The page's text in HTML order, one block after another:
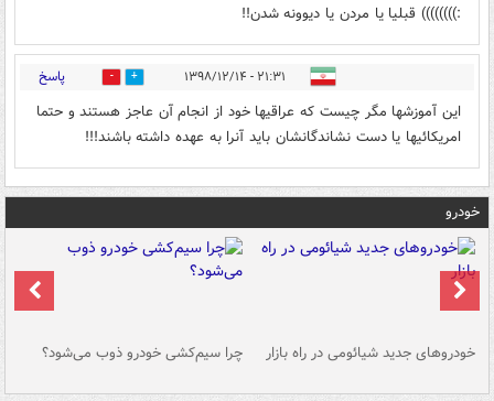
:)))))))) قبلیا یا مردن یا دیوونه شدن!!
۲۱:۳۱ - ۱۳۹۸/۱۲/۱۴ 2 پاسخ
این آموزشها مگر چیست که عراقیها خود از انجام آن عاجز هستند و حتما
امریکائیها یا دست نشاندگانشان باید آنرا به عهده داشته باشند!!!
خودرو
خودروهای جدید شیائومی در راه بازار چرا سیم‌کشی خودرو ذوب می‌شود؟